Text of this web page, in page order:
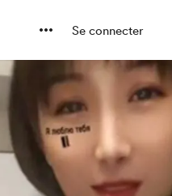
Se connecter